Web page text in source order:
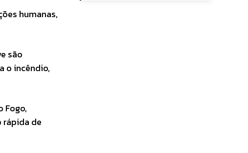
humanas,
são
o incêndio,
Fogo,
de